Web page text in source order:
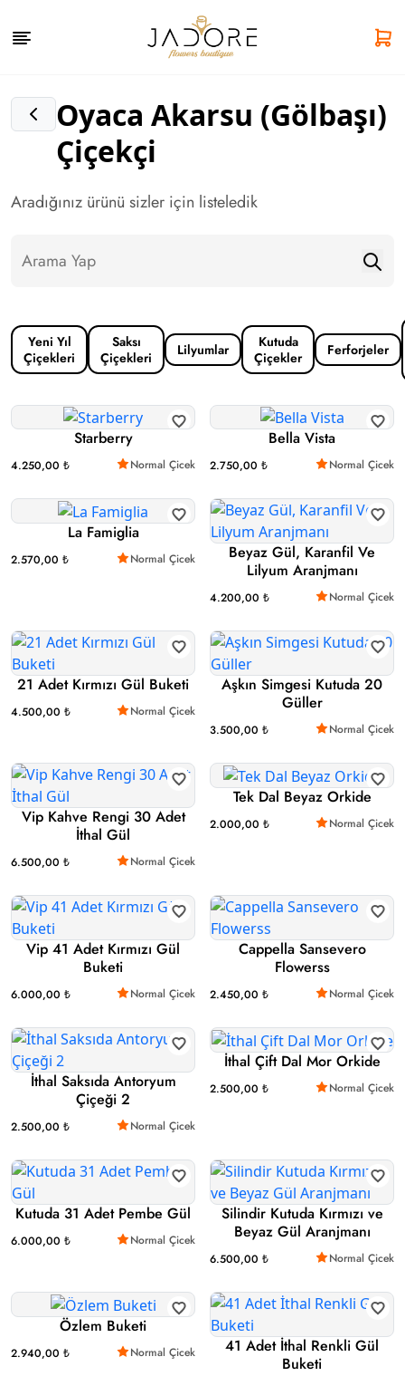
Oyaca Akarsu (Gölbaşı)
Çiçekçi
Aradığınız ürünü sizler için listeledik
Yeni Yıl
Çiçekleri
Saksı
Çiçekleri
Lilyumlar
Kutuda
Çiçekler
Ferforjeler
Starberry
4.250,00 ₺ Normal Çicek
Bella Vista
2.750,00 ₺ Normal Çicek
La Famiglia
2.570,00 ₺ Normal Çicek
Beyaz Gül, Karanfil Ve
Lilyum Aranjmanı
4.200,00 ₺ Normal Çicek
21 Adet Kırmızı Gül Buketi
4.500,00 ₺ Normal Çicek
Aşkın Simgesi Kutuda 20
Güller
3.500,00 ₺ Normal Çicek
Vip Kahve Rengi 30 Adet
İthal Gül
6.500,00 ₺ Normal Çicek
Tek Dal Beyaz Orkide
2.000,00 ₺ Normal Çicek
Vip 41 Adet Kırmızı Gül
Buketi
6.000,00 ₺ Normal Çicek
Cappella Sansevero
Flowerss
2.450,00 ₺ Normal Çicek
İthal Saksıda Antoryum
Çiçeği 2
2.500,00 ₺ Normal Çicek
İthal Çift Dal Mor Orkide
2.500,00 ₺ Normal Çicek
Kutuda 31 Adet Pembe Gül
6.000,00 ₺ Normal Çicek
Silindir Kutuda Kırmızı ve
Beyaz Gül Aranjmanı
6.500,00 ₺ Normal Çicek
Özlem Buketi
2.940,00 ₺ Normal Çicek
41 Adet İthal Renkli Gül
Buketi